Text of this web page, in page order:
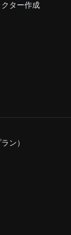
ター作成
ン）